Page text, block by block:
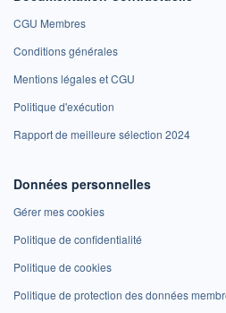
CGU Membres
Conditions générales
Mentions légales et CGU
Politique d'exécution
Rapport de meilleure sélection 2024
Données personnelles
Gérer mes cookies
Politique de confidentialité
Politique de cookies
Politique de protection des données